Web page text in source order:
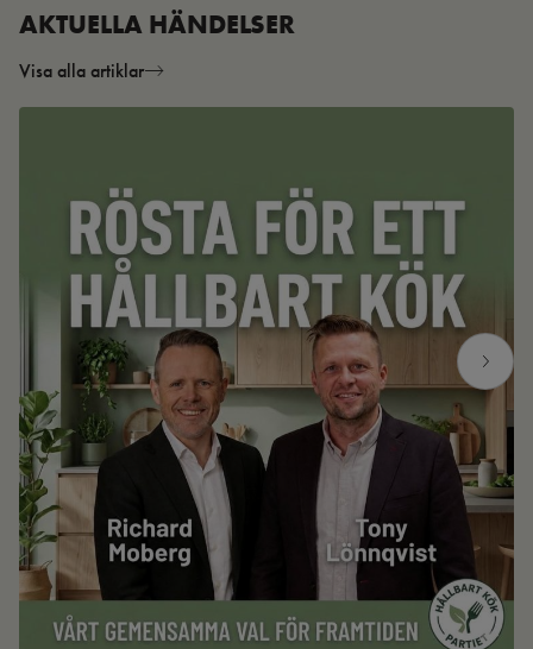
AKTUELLA HÄNDELSER
Visa alla artiklar